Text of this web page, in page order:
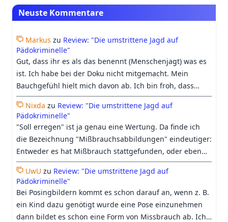
Neuste Kommentare
Markus zu Review: "Die umstrittene Jagd auf
Pädokriminelle"
Gut, dass ihr es als das benennt (Menschenjagt) was es
ist. Ich habe bei der Doku nicht mitgemacht. Mein
Bauchgefühl hielt mich davon ab. Ich bin froh, dass
Georgs Differenzierung trotzdem etwas Raum in der
Doku bekommen hat.
Nixda zu Review: "Die umstrittene Jagd auf
Pädokriminelle"
"Soll erregen" ist ja genau eine Wertung. Da finde ich
die Bezeichnung "Mißbrauchsabbildungen" eindeutiger:
Entweder es hat Mißbrauch stattgefunden, oder eben
nicht. Beim heutigen Verständnis vom Begriff
"Kinderpornographie", geht es längst nicht mehr nur
ums "erregen sollen", sondern darum, ob es einen
Pädophilen irgendwie erregen könnte, was auch
zunehmend harmloses Material oder medizinische
UwU zu Review: "Die umstrittene Jagd auf
Pädokriminelle"
Bei Posingbildern kommt es schon darauf an, wenn z. B.
ein Kind dazu genötigt wurde eine Pose einzunehmen
dann bildet es schon eine Form von Missbrauch ab. Ich